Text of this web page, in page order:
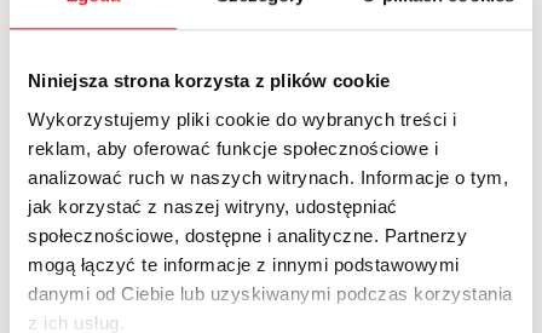
Niniejsza strona korzysta z plików cookie
Wykorzystujemy pliki cookie do wybranych treści i
reklam, aby oferować funkcje społecznościowe i
analizować ruch w naszych witrynach. Informacje o tym,
jak korzystać z naszej witryny, udostępniać
społecznościowe, dostępne i analityczne. Partnerzy
mogą łączyć te informacje z innymi podstawowymi
danymi od Ciebie lub uzyskiwanymi podczas korzystania
z ich usług.
Ask for the details of the offer
Name: *
Email: *